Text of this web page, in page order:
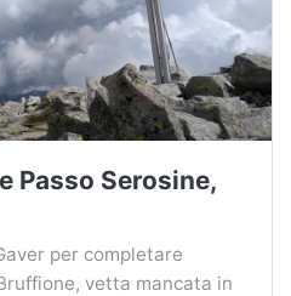
Passo Serosine,
per completare
vetta mancata in